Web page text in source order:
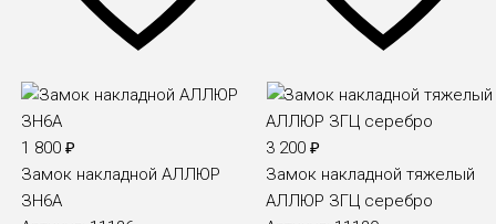
1 800₽
Замок накладной АЛЛЮР
ЗН6А
3 200₽
Замок накладной тяжелый
АЛЛЮР ЗГЦ серебро